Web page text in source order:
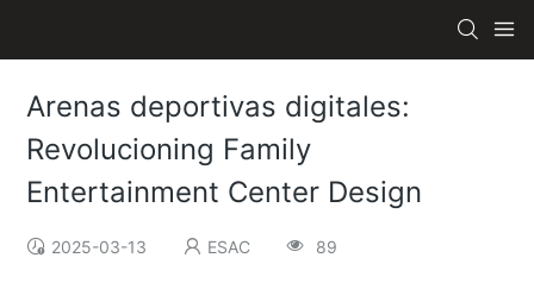
Arenas deportivas digitales:
Revolucioning Family
Entertainment Center Design
2025-03-13 ESAC 89